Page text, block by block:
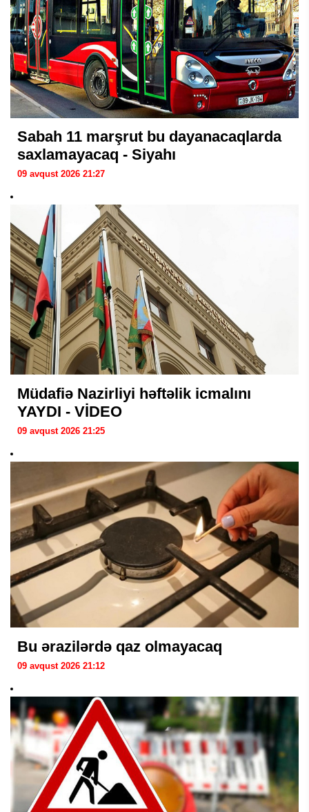
Sabah 11 marşrut bu dayanacaqlarda
saxlamayacaq - Siyahı
09 avqust 2026 21:27
Müdafiə Nazirliyi həftəlik icmalını
YAYDI - VİDEO
09 avqust 2026 21:25
Bu ərazilərdə qaz olmayacaq
09 avqust 2026 21:12